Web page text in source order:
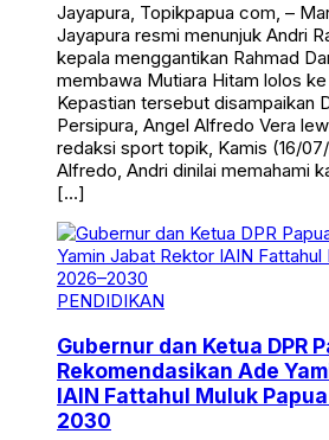
Jayapura, Topikpapua com, –
Jayapura resmi menunjuk Andri
kepala menggantikan Rahmad
membawa Mutiara Hitam lolos
Kepastian tersebut disampaikan
Persipura, Angel Alfredo Vera
redaksi sport topik, Kamis (16/
Alfredo, Andri dinilai memahami
[…]
PENDIDIKAN
Gubernur dan Ketua DPR
Rekomendasikan Ade
IAIN Fattahul Muluk
2030